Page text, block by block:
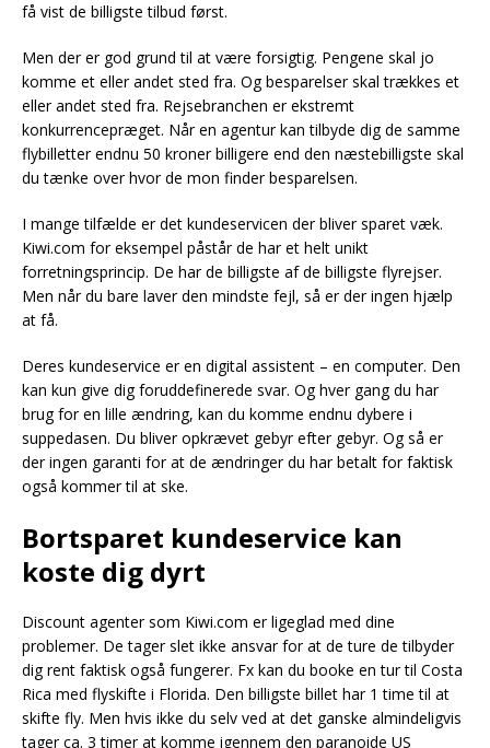
få vist de billigste tilbud først.
Men der er god grund til at være forsigtig. Pengene skal jo
komme et eller andet sted fra. Og besparelser skal trækkes et
eller andet sted fra. Rejsebranchen er ekstremt
konkurrencepræget. Når en agentur kan tilbyde dig de samme
flybilletter endnu 50 kroner billigere end den næstebilligste skal
du tænke over hvor de mon finder besparelsen.
I mange tilfælde er det kundeservicen der bliver sparet væk.
Kiwi.com for eksempel påstår de har et helt unikt
forretningsprincip. De har de billigste af de billigste flyrejser.
Men når du bare laver den mindste fejl, så er der ingen hjælp
at få.
Deres kundeservice er en digital assistent – en computer. Den
kan kun give dig foruddefinerede svar. Og hver gang du har
brug for en lille ændring, kan du komme endnu dybere i
suppedasen. Du bliver opkrævet gebyr efter gebyr. Og så er
der ingen garanti for at de ændringer du har betalt for faktisk
også kommer til at ske.
Bortsparet kundeservice kan
koste dig dyrt
Discount agenter som Kiwi.com er ligeglad med dine
problemer. De tager slet ikke ansvar for at de ture de tilbyder
dig rent faktisk også fungerer. Fx kan du booke en tur til Costa
Rica med flyskifte i Florida. Den billigste billet har 1 time til at
skifte fly. Men hvis ikke du selv ved at det ganske almindeligvis
tager ca. 3 timer at komme igennem den paranoide US